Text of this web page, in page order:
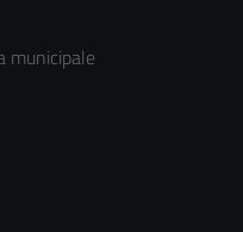
municipale